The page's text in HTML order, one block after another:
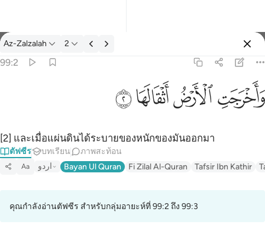
ตัฟซีร: Az-Zalzalah 99:2
Az-Zalzalah 2
99:2
ﱺﱻﱼﱽ
[2] และเมื่อแผ่นดินได้ระบายของหนักของมันออกมา
ตัฟซีร บทเรียน ภาพสะท้อน
Aa اردو Bayan Ul Quran Fi Zilal Al-Quran Tafsir Ibn Kathir
คุณกำลังอ่านตัฟซีร สำหรับกลุ่มอายะห์ที่ 99:2 ถึง 99:3